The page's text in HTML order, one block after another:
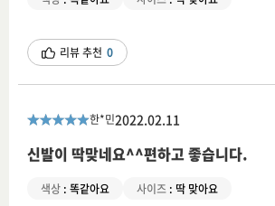
리뷰 추천 0
한*민2022.02.11
신발이 딱맞네요^^편하고 좋습니다.
색상 : 똑같아요 사이즈 : 딱 맞아요